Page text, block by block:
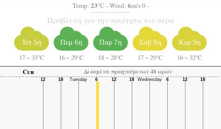
Temp: 23°C - Wind: 6m/s 0 -
Πρόβλεψη για την ποιότητα του αέρα
Τετ 5η
17 ~ 33°C
Πεμ 6η
16 ~ 29°C
Παρ 7η
18 ~ 28°C
Σαβ 8η
17 ~ 29°C
Κυρ 9η
16 ~ 32°C
Cur
Δεδομένα προηγούμενων 48 ωρών